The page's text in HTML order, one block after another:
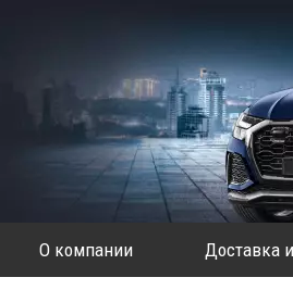
О компании Доставка